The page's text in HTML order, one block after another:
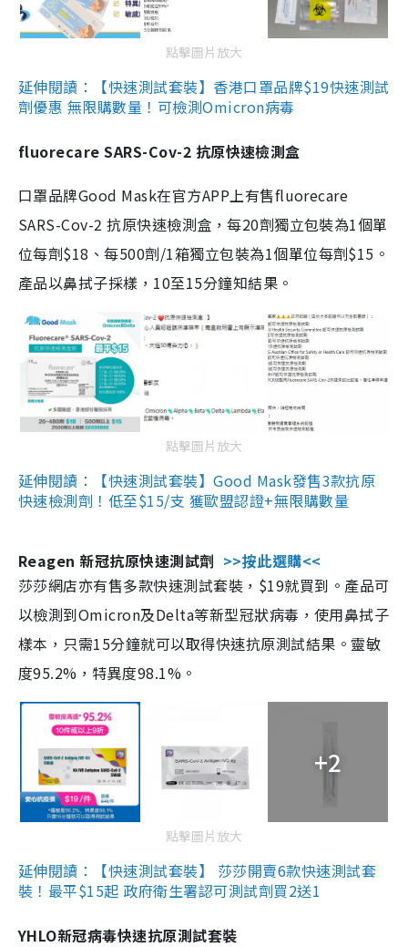
點擊圖片放大
延伸閱讀：【快速測試套裝】香港口罩品牌$19快速測試
劑優惠 無限購數量！可檢測Omicron病毒
fluorecare SARS-Cov-2 抗原快速檢測盒
口罩品牌Good Mask在官方APP上有售fluorecare
SARS-Cov-2 抗原快速檢測盒，每20劑獨立包裝為1個單
位每劑$18、每500劑/1箱獨立包裝為1個單位每劑$15。
產品以鼻拭子採樣，10至15分鐘知結果。
點擊圖片放大
延伸閱讀：【快速測試套裝】Good Mask發售3款抗原
快速檢測劑！低至$15/支 獲歐盟認證+無限購數量
Reagen 新冠抗原快速測試劑 >>按此選購<<
莎莎網店亦有售多款快速測試套裝，$19就買到。產品可
以檢測到Omicron及Delta等新型冠狀病毒，使用鼻拭子
樣本，只需15分鐘就可以取得快速抗原測試結果。靈敏
度95.2%，特異度98.1%。
+2
點擊圖片放大
延伸閱讀：【快速測試套裝】 莎莎開賣6款快速測試套
裝！最平$15起 政府衛生署認可測試劑買2送1
YHLO新冠病毒快速抗原測試套裝